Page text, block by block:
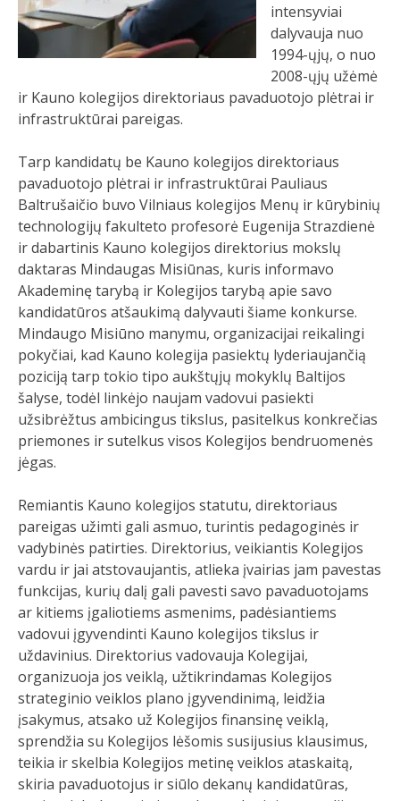
intensyviai
dalyvauja nuo
1994-ųjų, o nuo
2008-ųjų užėmė
ir Kauno kolegijos direktoriaus pavaduotojo plėtrai ir
infrastruktūrai pareigas.
Tarp kandidatų be Kauno kolegijos direktoriaus
pavaduotojo plėtrai ir infrastruktūrai Pauliaus
Baltrušaičio buvo Vilniaus kolegijos Menų ir kūrybinių
technologijų fakulteto profesorė Eugenija Strazdienė
ir dabartinis Kauno kolegijos direktorius mokslų
daktaras Mindaugas Misiūnas, kuris informavo
Akademinę tarybą ir Kolegijos tarybą apie savo
kandidatūros atšaukimą dalyvauti šiame konkurse.
Mindaugo Misiūno manymu, organizacijai reikalingi
pokyčiai, kad Kauno kolegija pasiektų lyderiaujančią
poziciją tarp tokio tipo aukštųjų mokyklų Baltijos
šalyse, todėl linkėjo naujam vadovui pasiekti
užsibrėžtus ambicingus tikslus, pasitelkus konkrečias
priemones ir sutelkus visos Kolegijos bendruomenės
jėgas.
Remiantis Kauno kolegijos statutu, direktoriaus
pareigas užimti gali asmuo, turintis pedagoginės ir
vadybinės patirties. Direktorius, veikiantis Kolegijos
vardu ir jai atstovaujantis, atlieka įvairias jam pavestas
funkcijas, kurių dalį gali pavesti savo pavaduotojams
ar kitiems įgaliotiems asmenims, padėsiantiems
vadovui įgyvendinti Kauno kolegijos tikslus ir
uždavinius. Direktorius vadovauja Kolegijai,
organizuoja jos veiklą, užtikrindamas Kolegijos
strateginio veiklos plano įgyvendinimą, leidžia
įsakymus, atsako už Kolegijos finansinę veiklą,
sprendžia su Kolegijos lėšomis susijusius klausimus,
teikia ir skelbia Kolegijos metinę veiklos ataskaitą,
skiria pavaduotojus ir siūlo dekanų kandidatūras,